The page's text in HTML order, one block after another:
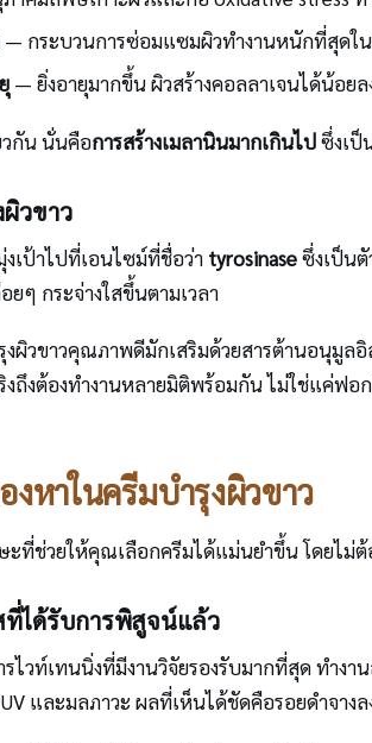
— กระบวนการซ่อมแซมผิวทำงานหนักที่สุดใน
— ยิ่งอายุมากขึ้น ผิวสร้างคอลลาเจนได้น้อย
กัน นั่นคือการสร้างเมลานินมากเกินไปซึ่งเป็
วขาว
เป้าไปที่เอนไซม์ที่ชื่อว่า tyrosinaseซึ่งเป็น
ยๆ กระจ่างใสขึ้นตามเวลา
ผิวขาวคุณภาพดีมักเสริมด้วยสารต้านอนุมู
ถึงต้องทำงานหลายมิติพร้อมกัน ไม่ใช่แค่ฟอก
หาในครีมบำรุงผิวขาว
ที่ช่วยให้คุณเลือกครีมได้แม่นยำขึ้น โดยไม่
ที่ได้รับการพิสูจน์แล้ว
ไวท์เทนนิ่งที่มีงานวิจัยรองรับมากที่สุด ทำง
และมลภาวะ ผลที่เห็นได้ชัดคือรอยดำจาง